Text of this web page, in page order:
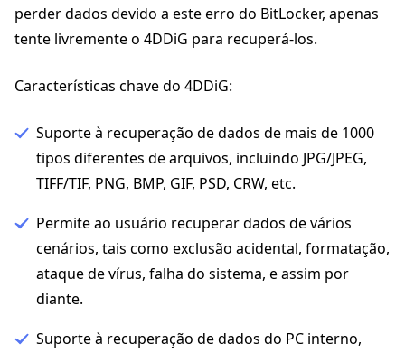
perder dados devido a este erro do BitLocker, apenas
tente livremente o 4DDiG para recuperá-los.
Características chave do 4DDiG:
Suporte à recuperação de dados de mais de 1000
tipos diferentes de arquivos, incluindo JPG/JPEG,
TIFF/TIF, PNG, BMP, GIF, PSD, CRW, etc.
Permite ao usuário recuperar dados de vários
cenários, tais como exclusão acidental, formatação,
ataque de vírus, falha do sistema, e assim por
diante.
Suporte à recuperação de dados do PC interno,